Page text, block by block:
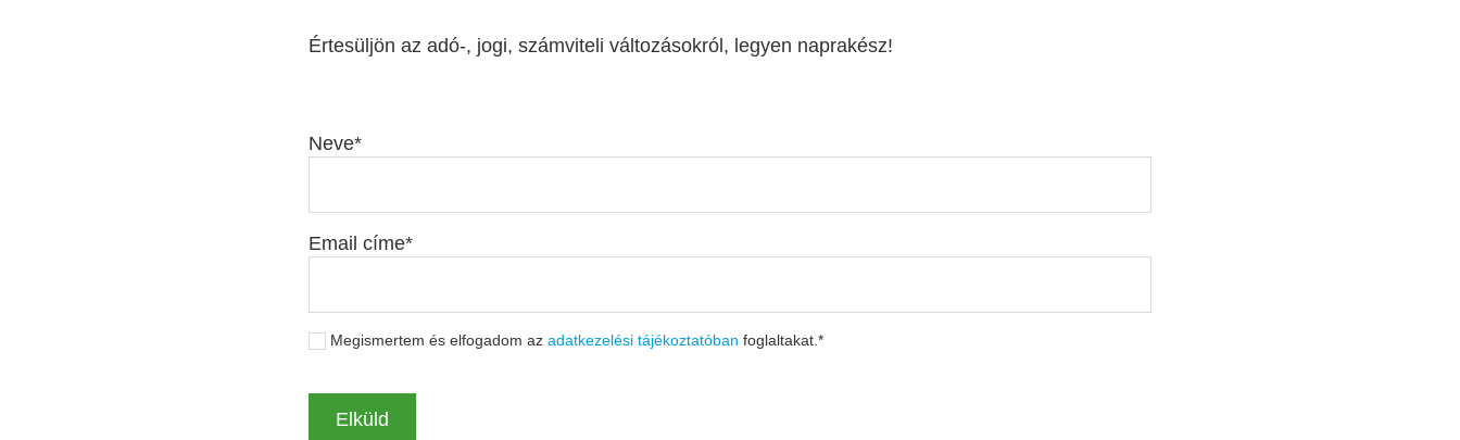
Értesüljön az adó-, jogi, számviteli változásokról, legyen naprakész!
Neve
Email címe
Megismertem és elfogadom az adatkezelési tájékoztatóban foglaltakat.